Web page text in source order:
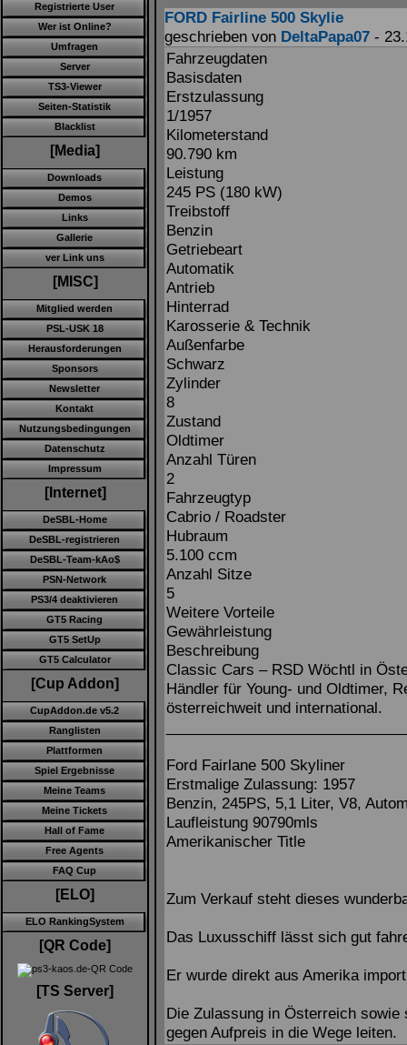
Registrierte User
Wer ist Online?
Umfragen
Server
TS3-Viewer
Seiten-Statistik
Blacklist
[Media]
Downloads
Demos
Links
Gallerie
ver Link uns
[MISC]
Mitglied werden
PSL-USK 18
Herausforderungen
Sponsors
Newsletter
Kontakt
Nutzungsbedingungen
Datenschutz
Impressum
[Internet]
DeSBL-Home
DeSBL-registrieren
DeSBL-Team-kAo$
PSN-Network
PS3/4 deaktivieren
GT5 Racing
GT5 SetUp
GT5 Calculator
[Cup Addon]
CupAddon.de v5.2
Ranglisten
Plattformen
Spiel Ergebnisse
Meine Teams
Meine Tickets
Hall of Fame
Free Agents
FAQ Cup
[ELO]
ELO RankingSystem
[QR Code]
[TS Server]
FORD Fairline 500 Skylie
geschrieben von DeltaPapa07-
Fahrzeugdaten
Basisdaten
Erstzulassung
1/1957
Kilometerstand
90.790 km
Leistung
245 PS (180 kW)
Treibstoff
Benzin
Getriebeart
Automatik
Antrieb
Hinterrad
Karosserie & Technik
Außenfarbe
Schwarz
Zylinder
8
Zustand
Oldtimer
Anzahl Türen
2
Fahrzeugtyp
Cabrio / Roadster
Hubraum
5.100 ccm
Anzahl Sitze
5
Weitere Vorteile
Gewährleistung
Beschreibung
Classic Cars – RSD Wöchtl in
Händler für Young- und Oldtimer,
österreichweit und international.
Ford Fairlane 500 Skyliner
Erstmalige Zulassung: 1957
Benzin, 245PS, 5,1 Liter, V8,
Laufleistung 90790mls
Amerikanischer Title
Zum Verkauf steht dieses
Das Luxusschiff lässt sich gut
Er wurde direkt aus Amerika
Die Zulassung in Österreich
gegen Aufpreis in die Wege leiten.